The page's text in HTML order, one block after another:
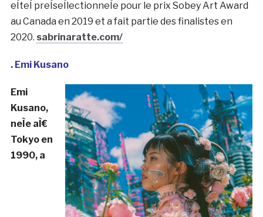
la technologie et de la biologie, l’interaction entre la
mateÌrialiteÌ et la virtualiteÌ, ainsi que l’eÌvolution
speÌculative de notre environnement.
Son travail a eÌteÌ exposeÌ dans des institutions telles
que le
museÌe Laforet aÌ€ Tokyo, le MuseÌe des
beaux-arts de MontreÌal, le Centre Pompidou aÌ€
Paris, le Centre PHI aÌ€ MontreÌal, le Chronus Art
Center aÌ€ Shanghai, le museÌe Max Ernst aÌ€
BruÌˆhl et le Museum of the Moving Image aÌ€ New
. Elle a preÌsenteÌ des expositions personnelles
GaiÌ‚teÌ Lyrique aÌ€ Paris et aÌ€ l’Arsenal
Contemporary Art aÌ€ MontreÌal et aÌ€ New York.
Notamment, son travail fait partie de la collection du